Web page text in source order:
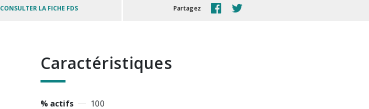
CONSULTER LA FICHE FDS Partagez
Caractéristiques
% actifs
100